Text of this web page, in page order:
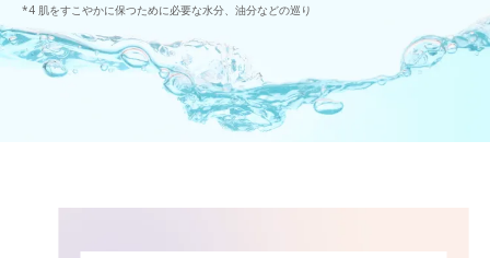
肌をすこやかに保つために必要な水分、油分などの巡り